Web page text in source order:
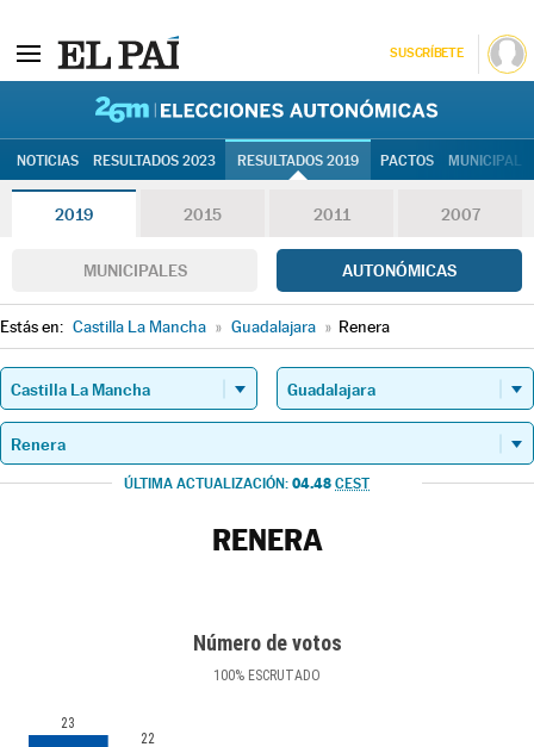
SUSCRÍBETE
NOTICIAS RESULTADOS 2023 RESULTADOS 2019 PACTOS
2019 2015 2011 2007
MUNICIPALES AUTONÓMICAS
Estás en: Castilla La Mancha » Guadalajara » Renera
ÚLTIMA ACTUALIZACIÓN: 04.48 CEST
RENERA
Número de votos
100% ESCRUTADO
23
22